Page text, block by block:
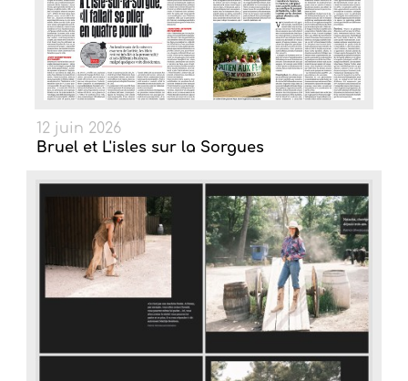
12 juin 2026
Bruel et L'isles sur la Sorgues